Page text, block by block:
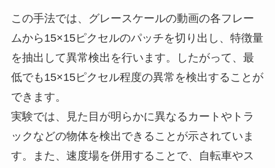
この手法では、グレースケールの動画の各フレー
ムから15×15ピクセルのパッチを切り出し、特徴量
を抽出して異常検出を行います。したがって、最
低でも15×15ピクセル程度の異常を検出することが
できます。
実験では、見た目が明らかに異なるカートやトラ
ックなどの物体を検出できることが示されていま
す。また、速度場を併用することで、自転車やス